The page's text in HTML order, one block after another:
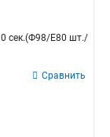
сек.(Ф98/Е80 шт./
Сравнить